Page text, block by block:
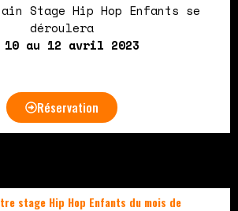
Stage Hip Hop Enfants se
déroulera
10 au 12 avril 2023
Réservation
stage Hip Hop Enfants du mois de